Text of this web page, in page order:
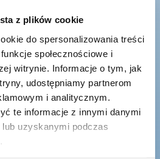
z plików cookie
do spersonalizowania treści
społecznościowe i
witrynie. Informacje o tym, jak
udostępniamy partnerom
i analitycznym.
te informacje z innymi danymi
uzyskanymi podczas